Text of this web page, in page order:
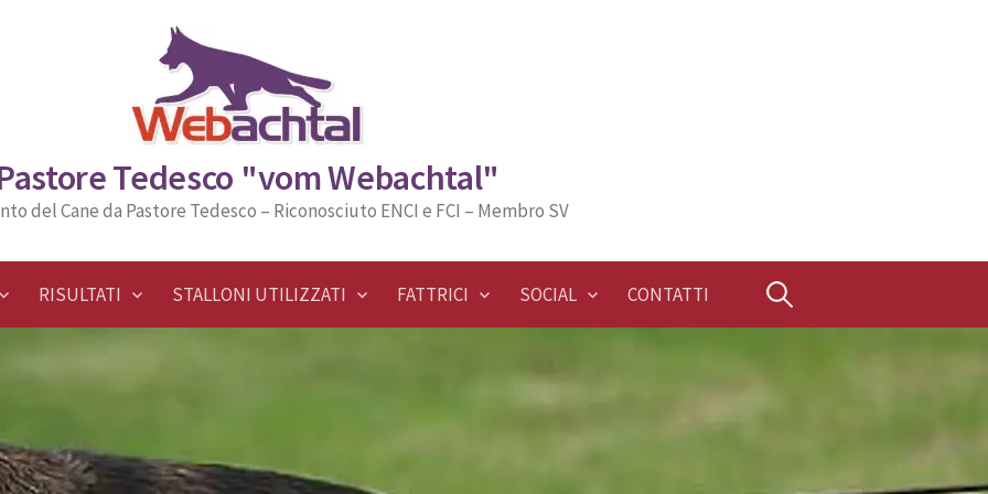
Tedesco "vom Webachtal"
del Cane da Pastore Tedesco – Riconosciuto ENCI e FCI – Membro SV
RISULTATI STALLONI UTILIZZATI FATTRICI SOCIAL CONTATTI Ricerca